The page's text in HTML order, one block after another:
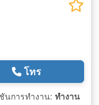
โทร
นการทำงาน: ทำงาน